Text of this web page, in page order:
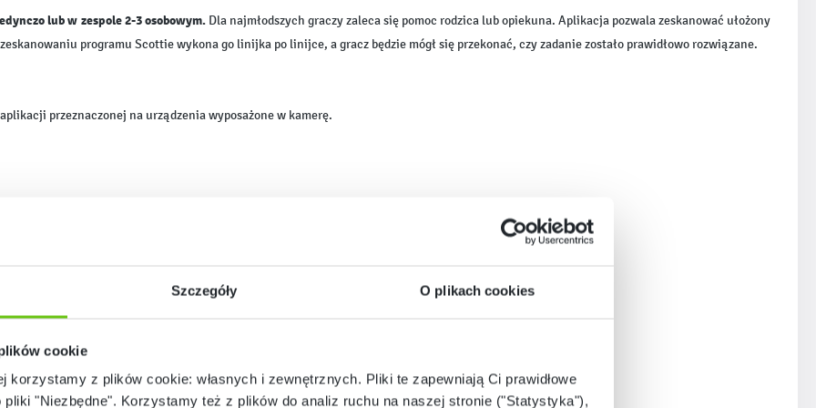
Szczegóły O plikach cookies
cookie
korzystamy z plików cookie: własnych i zewnętrznych. Pliki te zapewniają Ci prawidłowe
pliki "Niezbędne". Korzystamy też z plików do analiz ruchu na naszej stronie ("Statystyka"),
lub w zespole 2-3 osobowym. Dla najmłodszych graczy zaleca się pomoc rodzica lub opiekuna. Aplikacja pozwala zeskanować ułożony
programu Scottie wykona go linijka po linijce, a gracz będzie mógł się przekonać, czy zadanie zostało prawidłowo rozwiązane.
przeznaczonej na urządzenia wyposażone w kamerę.
4.1 lub nowszy • procesor dwurdzeniowy 1.5GHz.
5s • iPad 4 generacji lub nowszy.
z tylną kamerą.